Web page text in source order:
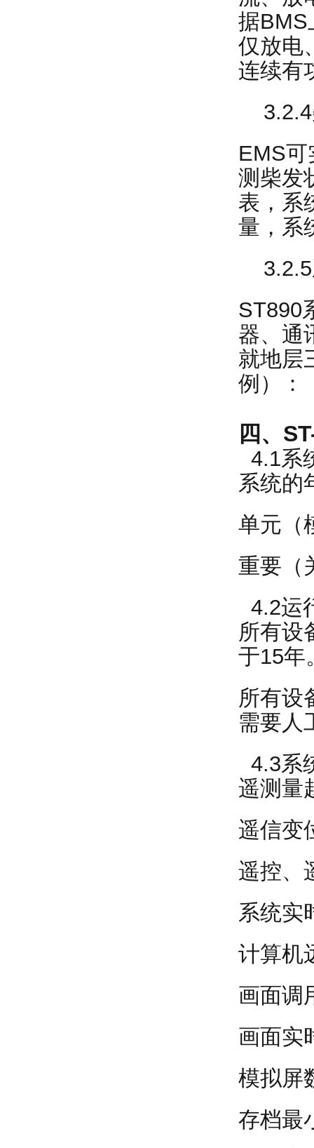
据BMS
仅放电
连续有
3.2.4
EMS
测柴发
表，系
量，系
3.2.5
ST890
器、通
就地层
例）：
四、
4.1系
系统的
单元（
重要（
4.2运
所有设
于15年
所有设
需要人
4.3系
遥测量
遥信变
遥控、
系统实
计算机
画面调
画面实
模拟屏
存档最